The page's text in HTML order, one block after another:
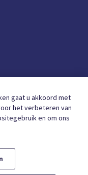
gaat u akkoord met
het verbeteren van
en om ons